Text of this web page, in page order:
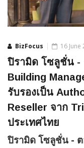
BizFocus 16 June
ปิรามิด โซลูชั่น -
Building
รับรองเป็น
Reseller จาก
ประเทศไทย
ปิรามิด โซลูชั่น -